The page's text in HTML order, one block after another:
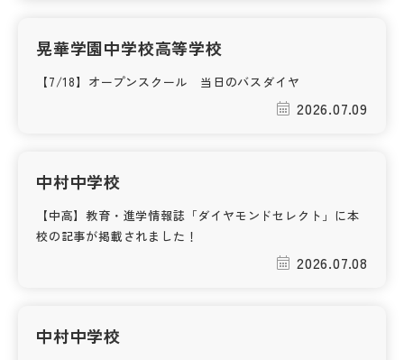
晃華学園中学校高等学校
【7/18】オープンスクール 当日のバスダイヤ
2026.07.09
中村中学校
【中高】教育・進学情報誌「ダイヤモンドセレクト」に本
校の記事が掲載されました！
2026.07.08
中村中学校